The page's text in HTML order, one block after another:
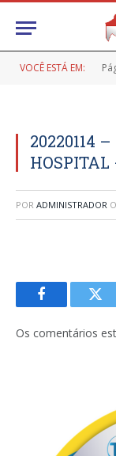
VOCÊ ESTÁ EM:
20220114
POR ADMINISTRADOR
Facebook
Os comentários